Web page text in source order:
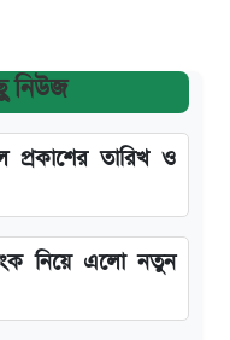
নিউজ
তারিখ ও
নিয়ে এলো নতুন